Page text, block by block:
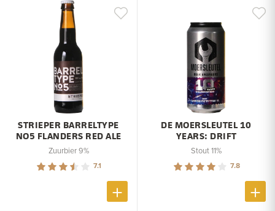
STRIEPER BARRELTYPE
NO5 FLANDERS RED ALE
Zuurbier 9%
7.1
DE MOERSLEUTEL 10
YEARS: DRIFT
Stout 11%
7.8